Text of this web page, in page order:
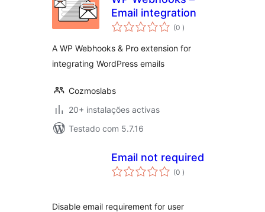
Email integration
(0 classificações
)
A WP Webhooks & Pro extension for
integrating WordPress emails
Cozmoslabs
20+ instalações activas
Testado com 5.7.16
Email not required
(0 classificações
)
Disable email requirement for user